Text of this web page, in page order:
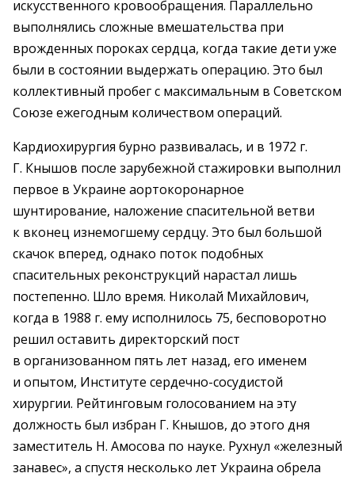
искусственного кровообращения. Параллельно
выполнялись сложные вмешательства при
врожденных пороках сердца, когда такие дети уже
были в состоянии выдержать операцию. Это был
коллективный пробег с максимальным в Советском
Союзе ежегодным количеством операций.
Кардиохирургия бурно развивалась, и в 1972 г.
Г. Кнышов после зарубежной стажировки выполнил
первое в Украине аортокоронарное
шунтирование, наложение спасительной ветви
к вконец изнемогшему сердцу. Это был большой
скачок вперед, однако поток подобных
спасительных реконструкций нарастал лишь
постепенно. Шло время. Николай Михайлович,
когда в 1988 г. ему исполнилось 75, бесповоротно
решил оставить директорский пост
в организованном пять лет назад, его именем
и опытом, Институте сердечно-сосудистой
хирургии. Рейтинговым голосованием на эту
должность был избран Г. Кнышов, до этого дня
заместитель Н. Амосова по науке. Рухнул «железный
занавес», а спустя несколько лет Украина обрела